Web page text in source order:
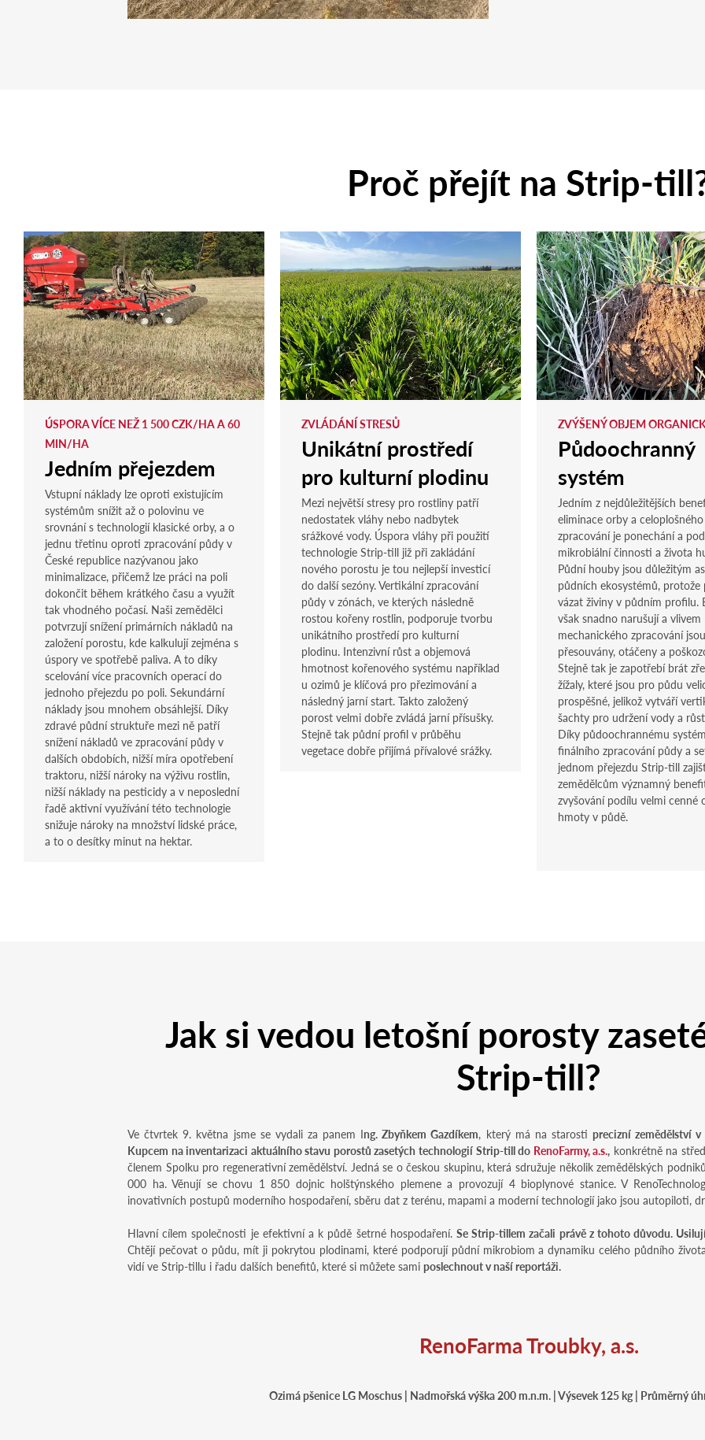
Proč přejít na Strip-
ÚSPORA VÍCE NEŽ 1 500 CZK/HA A 60
MIN/HA
Jedním přejezdem
Vstupní náklady lze oproti existujícím
systémům snížit až o polovinu ve
srovnání s technologií klasické orby, a o
jednu třetinu oproti zpracování půdy v
České republice nazývanou jako
minimalizace, přičemž lze práci na poli
dokončit během krátkého času a využít
tak vhodného počasí. Naši zemědělci
potvrzují snížení primárních nákladů na
založení porostu, kde kalkulují zejména s
úspory ve spotřebě paliva. A to díky
scelování více pracovních operací do
jednoho přejezdu po poli. Sekundární
náklady jsou mnohem obsáhlejší. Díky
zdravé půdní struktuře mezi ně patří
snížení nákladů ve zpracování půdy v
dalších obdobích, nižší míra opotřebení
traktoru, nižší nároky na výživu rostlin,
nižší náklady na pesticidy a v neposlední
řadě aktivní využívání této technologie
snižuje nároky na množství lidské práce,
a to o desítky minut na hektar.
ZVLÁDÁNÍ STRESŮ
Unikátní prostředí
pro kulturní plodinu
Mezi největší stresy pro rostliny patří
nedostatek vláhy nebo nadbytek
srážkové vody. Úspora vláhy při použití
technologie Strip-till již při zakládání
nového porostu je tou nejlepší investicí
do další sezóny. Vertikální zpracování
půdy v zónách, ve kterých následně
rostou kořeny rostlin, podporuje tvorbu
unikátního prostředí pro kulturní
plodinu. Intenzivní růst a objemová
hmotnost kořenového systému například
u ozimů je klíčová pro přezimování a
následný jarní start. Takto založený
porost velmi dobře zvládá jarní přísušky.
Stejně tak půdní profil v průběhu
vegetace dobře přijímá přívalové srážky.
ZVÝŠENÝ OBJEM
Půdoochranný
systém
Jedním z nejdůležitějších
eliminace orby a celoplošného
zpracování je ponechání a
mikrobiální činnosti a života
Půdní houby jsou důležitým
půdních ekosystémů, protože
vázat živiny v půdním profilu.
však snadno narušují a vlivem
mechanického zpracování jsou
přesouvány, otáčeny a
Stejně tak je zapotřebí brát
žížaly, které jsou pro půdu
prospěšné, jelikož vytváří
šachty pro udržení vody a
Díky půdoochrannému
finálního zpracování půdy a
jednom přejezdu Strip-till
zemědělcům významný
zvyšování podílu velmi cenné
hmoty v půdě.
Jak si vedou letošní porosty
Strip-till?
Ve čtvrtek 9. května jsme se vydali za panem Ing. Zbyňkem Gazdíkem, který má na starostiprecizní zemědělství v
Kupcem na inventarizaci aktuálního stavu porostů zasetých technologií Strip-till do RenoFarmy, a.s., konkrétně na
členem Spolku pro regenerativní zemědělství. Jedná se o českou skupinu, která sdružuje několik zemědělských
000 ha. Věnují se chovu 1 850 dojnic holštýnského plemene a provozují 4 bioplynové stanice. V
inovativních postupů moderního hospodaření, sběru dat z terénu, mapami a moderní technologií jako jsou autopiloti,
Hlavní cílem společnosti je efektivní a k půdě šetrné hospodaření. Se Strip-tillem začali právě z tohoto důvodu.
Chtějí pečovat o půdu, mít ji pokrytou plodinami, které podporují půdní mikrobiom a dynamiku celého půdního
vidí ve Strip-tillu i řadu dalších benefitů, které si můžete sami poslechnout v naší reportáži.
RenoFarma Troubky, a.s.
Ozimá pšenice LG Moschus | Nadmořská výška 200 m.n.m. | Výsevek 125 kg | Průměrný